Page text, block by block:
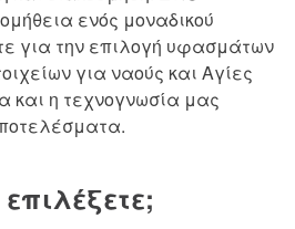
ενός μοναδικού
για την επιλογή υφασμάτων
για ναούς και Αγίες
και η τεχνογνωσία μας